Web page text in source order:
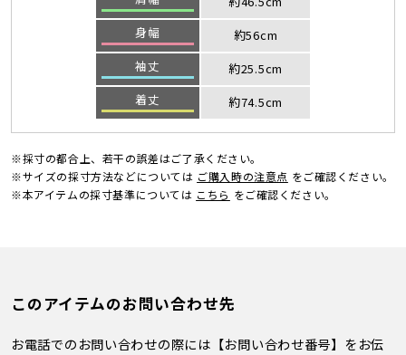
身幅
約56cm
袖丈
約25.5cm
着丈
約74.5cm
※採寸の都合上、若干の誤差はご了承ください。
※サイズの採寸方法などについては ご購入時の注意点 をご確認ください。
※本アイテムの採寸基準については こちら をご確認ください。
このアイテムのお問い合わせ先
お電話でのお問い合わせの際には【お問い合わせ番号】をお伝